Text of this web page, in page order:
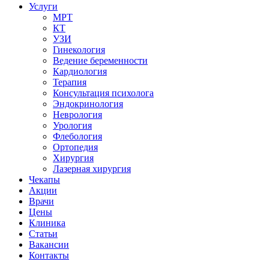
Услуги
МРТ
КТ
УЗИ
Гинекология
Ведение беременности
Кардиология
Терапия
Консультация психолога
Эндокринология
Неврология
Урология
Флебология
Ортопедия
Хирургия
Лазерная хирургия
Чекапы
Акции
Врачи
Цены
Клиника
Статьи
Вакансии
Контакты